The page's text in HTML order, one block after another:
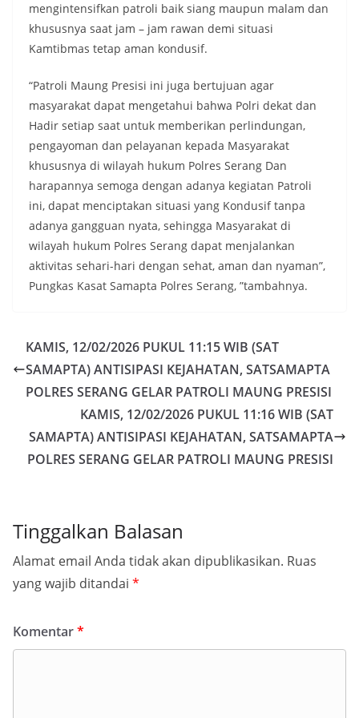
mengintensifkan patroli baik siang maupun malam dan
khususnya saat jam – jam rawan demi situasi
Kamtibmas tetap aman kondusif.
“Patroli Maung Presisi ini juga bertujuan agar
masyarakat dapat mengetahui bahwa Polri dekat dan
Hadir setiap saat untuk memberikan perlindungan,
pengayoman dan pelayanan kepada Masyarakat
khususnya di wilayah hukum Polres Serang Dan
harapannya semoga dengan adanya kegiatan Patroli
ini, dapat menciptakan situasi yang Kondusif tanpa
adanya gangguan nyata, sehingga Masyarakat di
wilayah hukum Polres Serang dapat menjalankan
aktivitas sehari-hari dengan sehat, aman dan nyaman”,
Pungkas Kasat Samapta Polres Serang, ”tambahnya.
KAMIS, 12/02/2026 PUKUL 11:15 WIB (SAT
SAMAPTA) ANTISIPASI KEJAHATAN, SATSAMAPTA
POLRES SERANG GELAR PATROLI MAUNG PRESISI
KAMIS, 12/02/2026 PUKUL 11:16 WIB (SAT
SAMAPTA) ANTISIPASI KEJAHATAN, SATSAMAPTA
POLRES SERANG GELAR PATROLI MAUNG PRESISI
Tinggalkan Balasan
Alamat email Anda tidak akan dipublikasikan. Ruas
yang wajib ditandai *
Komentar*